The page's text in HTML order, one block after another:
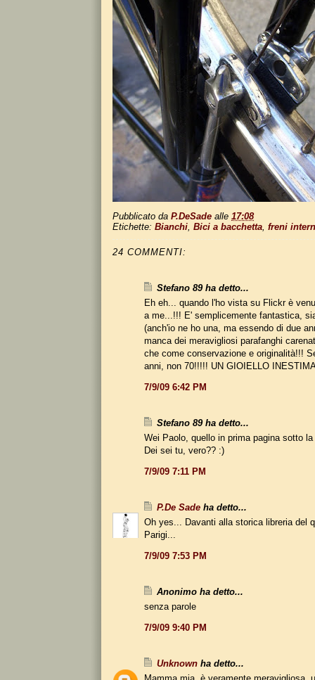
Pubblicato da P.DeSade alle 17:08
Etichette: Bianchi Bici a bacchetta freni
24 COMMENTI:
Stefano 89 ha detto...
Eh eh... quando l'ho vista su Flickr è
a me...!!! E' semplicemente fantastica,
(anch'io ne ho una, ma essendo di due
manca dei meravigliosi parafanghi
che come conservazione e originalità!!!
anni, non 70!!!!! UN GIOIELLO
7/9/09 6:42 PM
Stefano 89 ha detto...
Wei Paolo, quello in prima pagina sotto
Dei sei tu, vero?? :)
7/9/09 7:11 PM
P.De Sade ha detto...
Oh yes... Davanti alla storica libreria del
Parigi...
7/9/09 7:53 PM
Anonimo ha detto...
senza parole
7/9/09 9:40 PM
Unknown ha detto...
Mamma mia, è veramente meravigliosa,